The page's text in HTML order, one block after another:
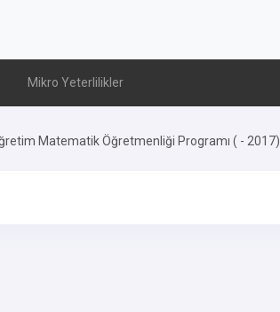
Mikro Yeterlilikler
Matematik Öğretmenliği Programı ( - 2017)